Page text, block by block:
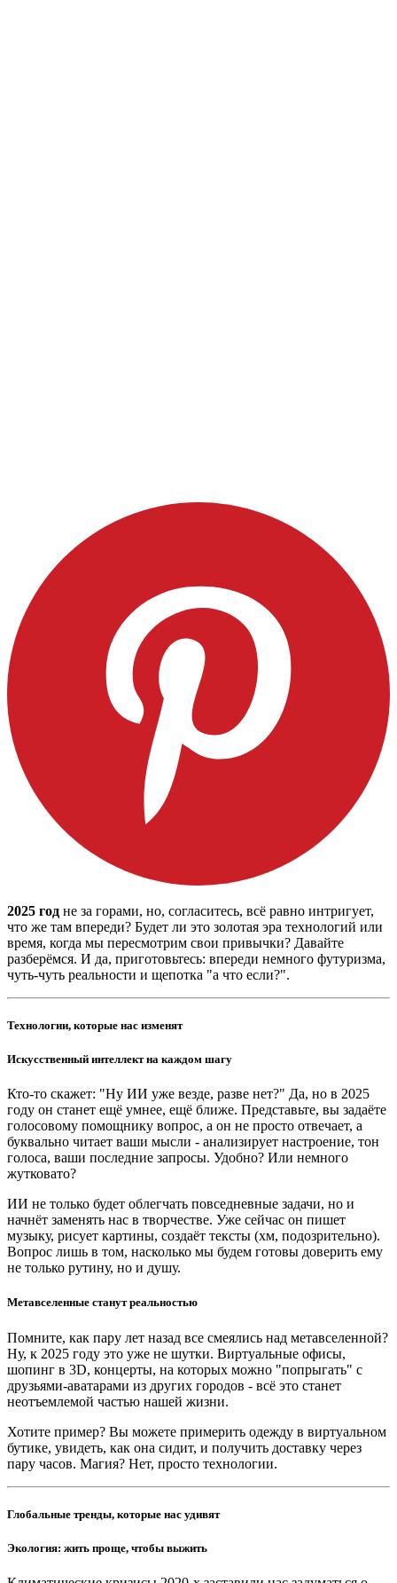
2025 год не за горами, но, согласитесь, всё равно интригует,
что же там впереди? Будет ли это золотая эра технологий или
время, когда мы пересмотрим свои привычки? Давайте
разберёмся. И да, приготовьтесь: впереди немного футуризма,
чуть-чуть реальности и щепотка "а что если?".
Технологии, которые нас изменят
Искусственный интеллект на каждом шагу
Кто-то скажет: "Ну ИИ уже везде, разве нет?" Да, но в 2025
году он станет ещё умнее, ещё ближе. Представьте, вы задаёте
голосовому помощнику вопрос, а он не просто отвечает, а
буквально читает ваши мысли - анализирует настроение, тон
голоса, ваши последние запросы. Удобно? Или немного
жутковато?
ИИ не только будет облегчать повседневные задачи, но и
начнёт заменять нас в творчестве. Уже сейчас он пишет
музыку, рисует картины, создаёт тексты (хм, подозрительно).
Вопрос лишь в том, насколько мы будем готовы доверить ему
не только рутину, но и душу.
Метавселенные станут реальностью
Помните, как пару лет назад все смеялись над метавселенной?
Ну, к 2025 году это уже не шутки. Виртуальные офисы,
шопинг в 3D, концерты, на которых можно "попрыгать" с
друзьями-аватарами из других городов - всё это станет
неотъемлемой частью нашей жизни.
Хотите пример? Вы можете примерить одежду в виртуальном
бутике, увидеть, как она сидит, и получить доставку через
пару часов. Магия? Нет, просто технологии.
Глобальные тренды, которые нас удивят
Экология: жить проще, чтобы выжить